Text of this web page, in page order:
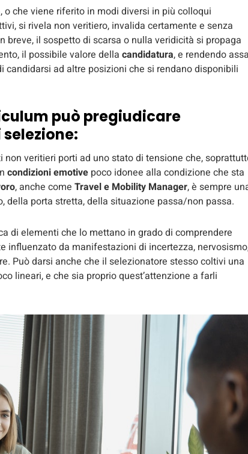
che viene riferito in modi diversi in più colloqui
si rivela non veritiero, invalida certamente e senza
il sospetto di scarsa o nulla veridicità si propaga
il possibile valore della candidatura, e rendendo
ad altre posizioni che si rendano disponibili
può pregiudicare
veritieri porti ad uno stato di tensione che,
condizioni emotive poco idonee alla condizione che sta
, anche come Travel e Mobility Manager, è sempre
porta stretta, della situazione passa/non passa.
di elementi che lo mettano in grado di comprendere
influenzato da manifestazioni di incertezza,
Può darsi anche che il selezionatore stesso coltivi una
lineari, e che sia proprio quest’attenzione a farli